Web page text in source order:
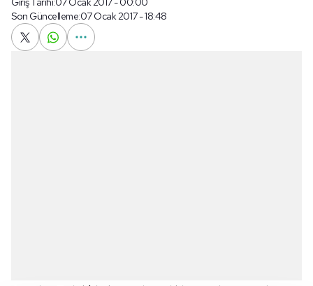
Son Güncelleme:07 Ocak 2017 - 18:48